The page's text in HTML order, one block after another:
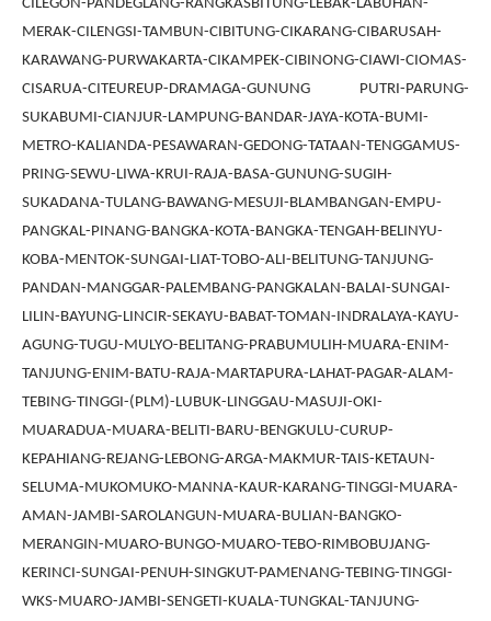
CILEGON-PANDEGLANG-RANGKASBITUNG-LEBAK-LABUHAN-
MERAK-CILENGSI-TAMBUN-CIBITUNG-CIKARANG-CIBARUSAH-
KARAWANG-PURWAKARTA-CIKAMPEK-CIBINONG-CIAWI-CIOMAS-
CISARUA-CITEUREUP-DRAMAGA-GUNUNG PUTRI-PARUNG-
SUKABUMI-CIANJUR-LAMPUNG-BANDAR-JAYA-KOTA-BUMI-
METRO-KALIANDA-PESAWARAN-GEDONG-TATAAN-TENGGAMUS-
PRING-SEWU-LIWA-KRUI-RAJA-BASA-GUNUNG-SUGIH-
SUKADANA-TULANG-BAWANG-MESUJI-BLAMBANGAN-EMPU-
PANGKAL-PINANG-BANGKA-KOTA-BANGKA-TENGAH-BELINYU-
KOBA-MENTOK-SUNGAI-LIAT-TOBO-ALI-BELITUNG-TANJUNG-
PANDAN-MANGGAR-PALEMBANG-PANGKALAN-BALAI-SUNGAI-
LILIN-BAYUNG-LINCIR-SEKAYU-BABAT-TOMAN-INDRALAYA-KAYU-
AGUNG-TUGU-MULYO-BELITANG-PRABUMULIH-MUARA-ENIM-
TANJUNG-ENIM-BATU-RAJA-MARTAPURA-LAHAT-PAGAR-ALAM-
TEBING-TINGGI-(PLM)-LUBUK-LINGGAU-MASUJI-OKI-
MUARADUA-MUARA-BELITI-BARU-BENGKULU-CURUP-
KEPAHIANG-REJANG-LEBONG-ARGA-MAKMUR-TAIS-KETAUN-
SELUMA-MUKOMUKO-MANNA-KAUR-KARANG-TINGGI-MUARA-
AMAN-JAMBI-SAROLANGUN-MUARA-BULIAN-BANGKO-
MERANGIN-MUARO-BUNGO-MUARO-TEBO-RIMBOBUJANG-
KERINCI-SUNGAI-PENUH-SINGKUT-PAMENANG-TEBING-TINGGI-
WKS-MUARO-JAMBI-SENGETI-KUALA-TUNGKAL-TANJUNG-